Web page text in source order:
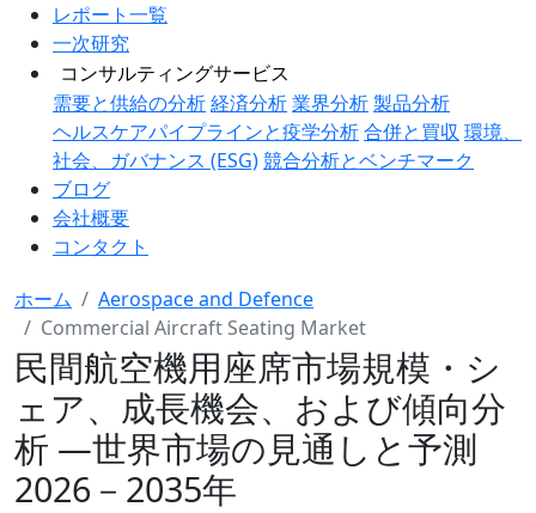
レポート一覧
一次研究
コンサルティングサービス
需要と供給の分析経済分析業界分析製品分析
ヘルスケアパイプラインと疫学分析合併と買収 環境、
社会、ガバナンス (ESG)競合分析とベンチマーク
ブログ
会社概要
コンタクト
ホーム
Aerospace and Defence
Commercial Aircraft Seating Market
民間航空機用座席市場規模・シ
ェア、成長機会、および傾向分
析 ―世界市場の見通しと予測
2026－2035年